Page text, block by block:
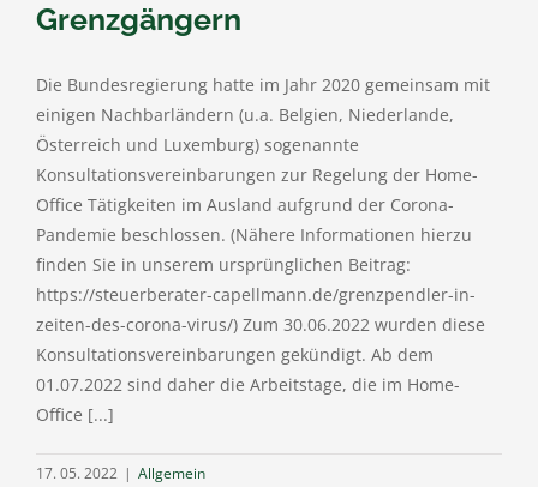
Grenzgängern
Die Bundesregierung hatte im Jahr 2020 gemeinsam mit
einigen Nachbarländern (u.a. Belgien, Niederlande,
Österreich und Luxemburg) sogenannte
Konsultationsvereinbarungen zur Regelung der Home-
Office Tätigkeiten im Ausland aufgrund der Corona-
Pandemie beschlossen. (Nähere Informationen hierzu
finden Sie in unserem ursprünglichen Beitrag:
https://steuerberater-capellmann.de/grenzpendler-in-
zeiten-des-corona-virus/) Zum 30.06.2022 wurden diese
Konsultationsvereinbarungen gekündigt. Ab dem
01.07.2022 sind daher die Arbeitstage, die im Home-
Office [...]
17. 05. 2022 | Allgemein